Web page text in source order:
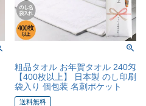
粗品タオル お年賀タオル 240匁
【400枚以上】 日本製 のし印刷
袋入り 個包装 名刺ポケット
送料無料